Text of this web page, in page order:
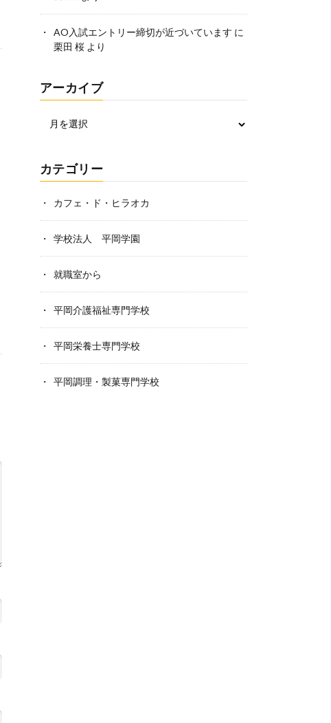
AO入試エントリー締切が近づいています に
栗田 桜より
アーカイブ
カテゴリー
カフェ・ド・ヒラオカ
学校法人 平岡学園
就職室から
平岡介護福祉専門学校
平岡栄養士専門学校
平岡調理・製菓専門学校